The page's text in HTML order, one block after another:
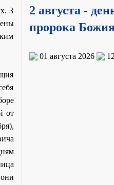
3
от
2 августа -
пророка
01 августа 2026